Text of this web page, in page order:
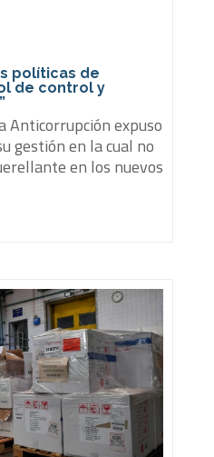
políticas de
de control y
Anticorrupción expuso
gestión en la cual no
en los nuevos